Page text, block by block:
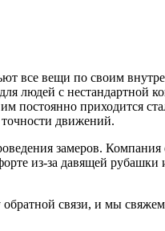
все вещи по своим
людей с нестандартной
постоянно приходится
точности движений.
замеров.
из-за давящей
связи, и мы